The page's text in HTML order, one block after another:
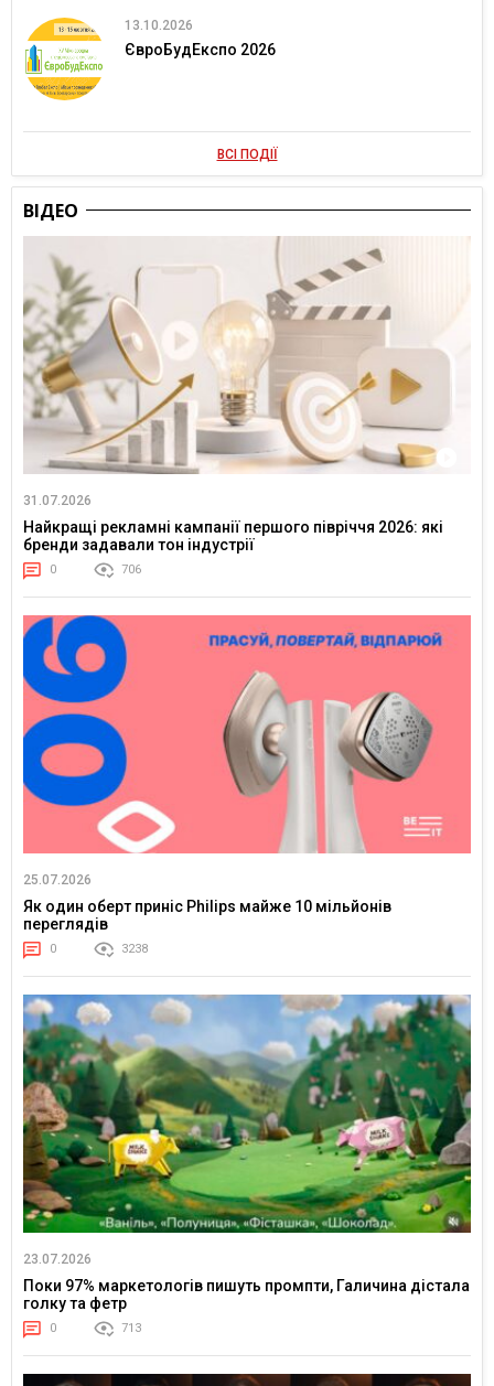
13.10.2026
ЄвроБудЕкспо 2026
ВСІ ПОДІЇ
ВІДЕО
31.07.2026
Найкращі рекламні кампанії першого півріччя 2026: які
бренди задавали тон індустрії
0 706
25.07.2026
Як один оберт приніс Philips майже 10 мільйонів
переглядів
0 3238
23.07.2026
Поки 97% маркетологів пишуть промпти, Галичина дістала
голку та фетр
0 713